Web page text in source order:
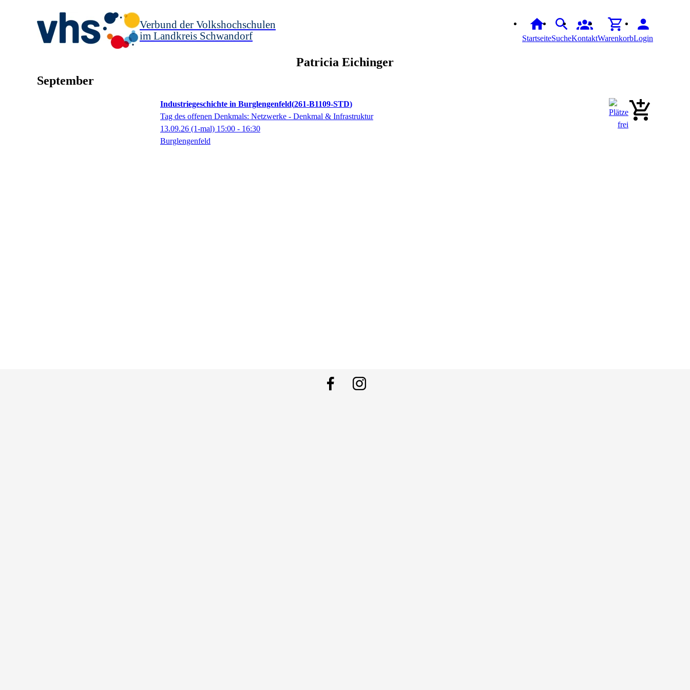
Verbund der Volkshochschulen
im Landkreis Schwandorf
StartseiteSucheKontaktWarenkorbLogin
Patricia Eichinger
September
Industriegeschichte in Burglengenfeld 261-B1109-STD
Tag des offenen Denkmals: Netzwerke - Denkmal & Infrastruktur
13.09.26 (1-mal) 15:00 - 16:30
Burglengenfeld